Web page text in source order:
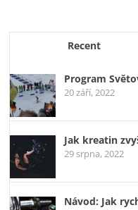
Recent
Program
20 září, 2022
Jak kreatin
29 srpna, 2022
Návod: Jak